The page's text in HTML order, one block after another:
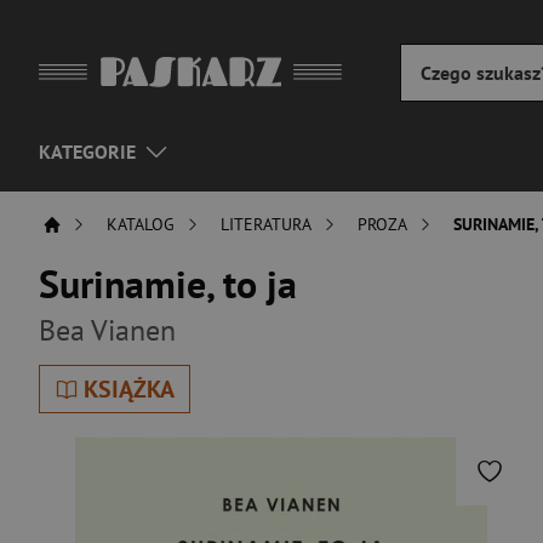
KATEGORIE
KATALOG LITERATURA PROZA SURINAMIE,
Surinamie, to ja
Bea Vianen
KSIĄŻKA